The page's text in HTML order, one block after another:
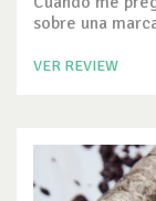
sobre una
VER REVIEW